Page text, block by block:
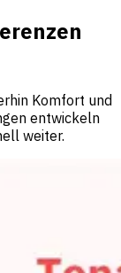
Komfort und
entwickeln
weiter.